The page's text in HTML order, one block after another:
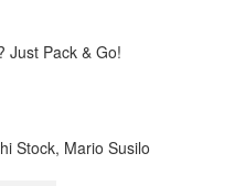
Just Pack & Go!
Stock, Mario Susilo